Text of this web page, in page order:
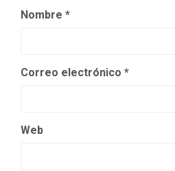
Nombre *
Correo electrónico *
Web